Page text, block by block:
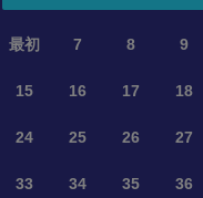
最初 7 8 9
15 16 17 18
24 25 26 27
33 34 35 36